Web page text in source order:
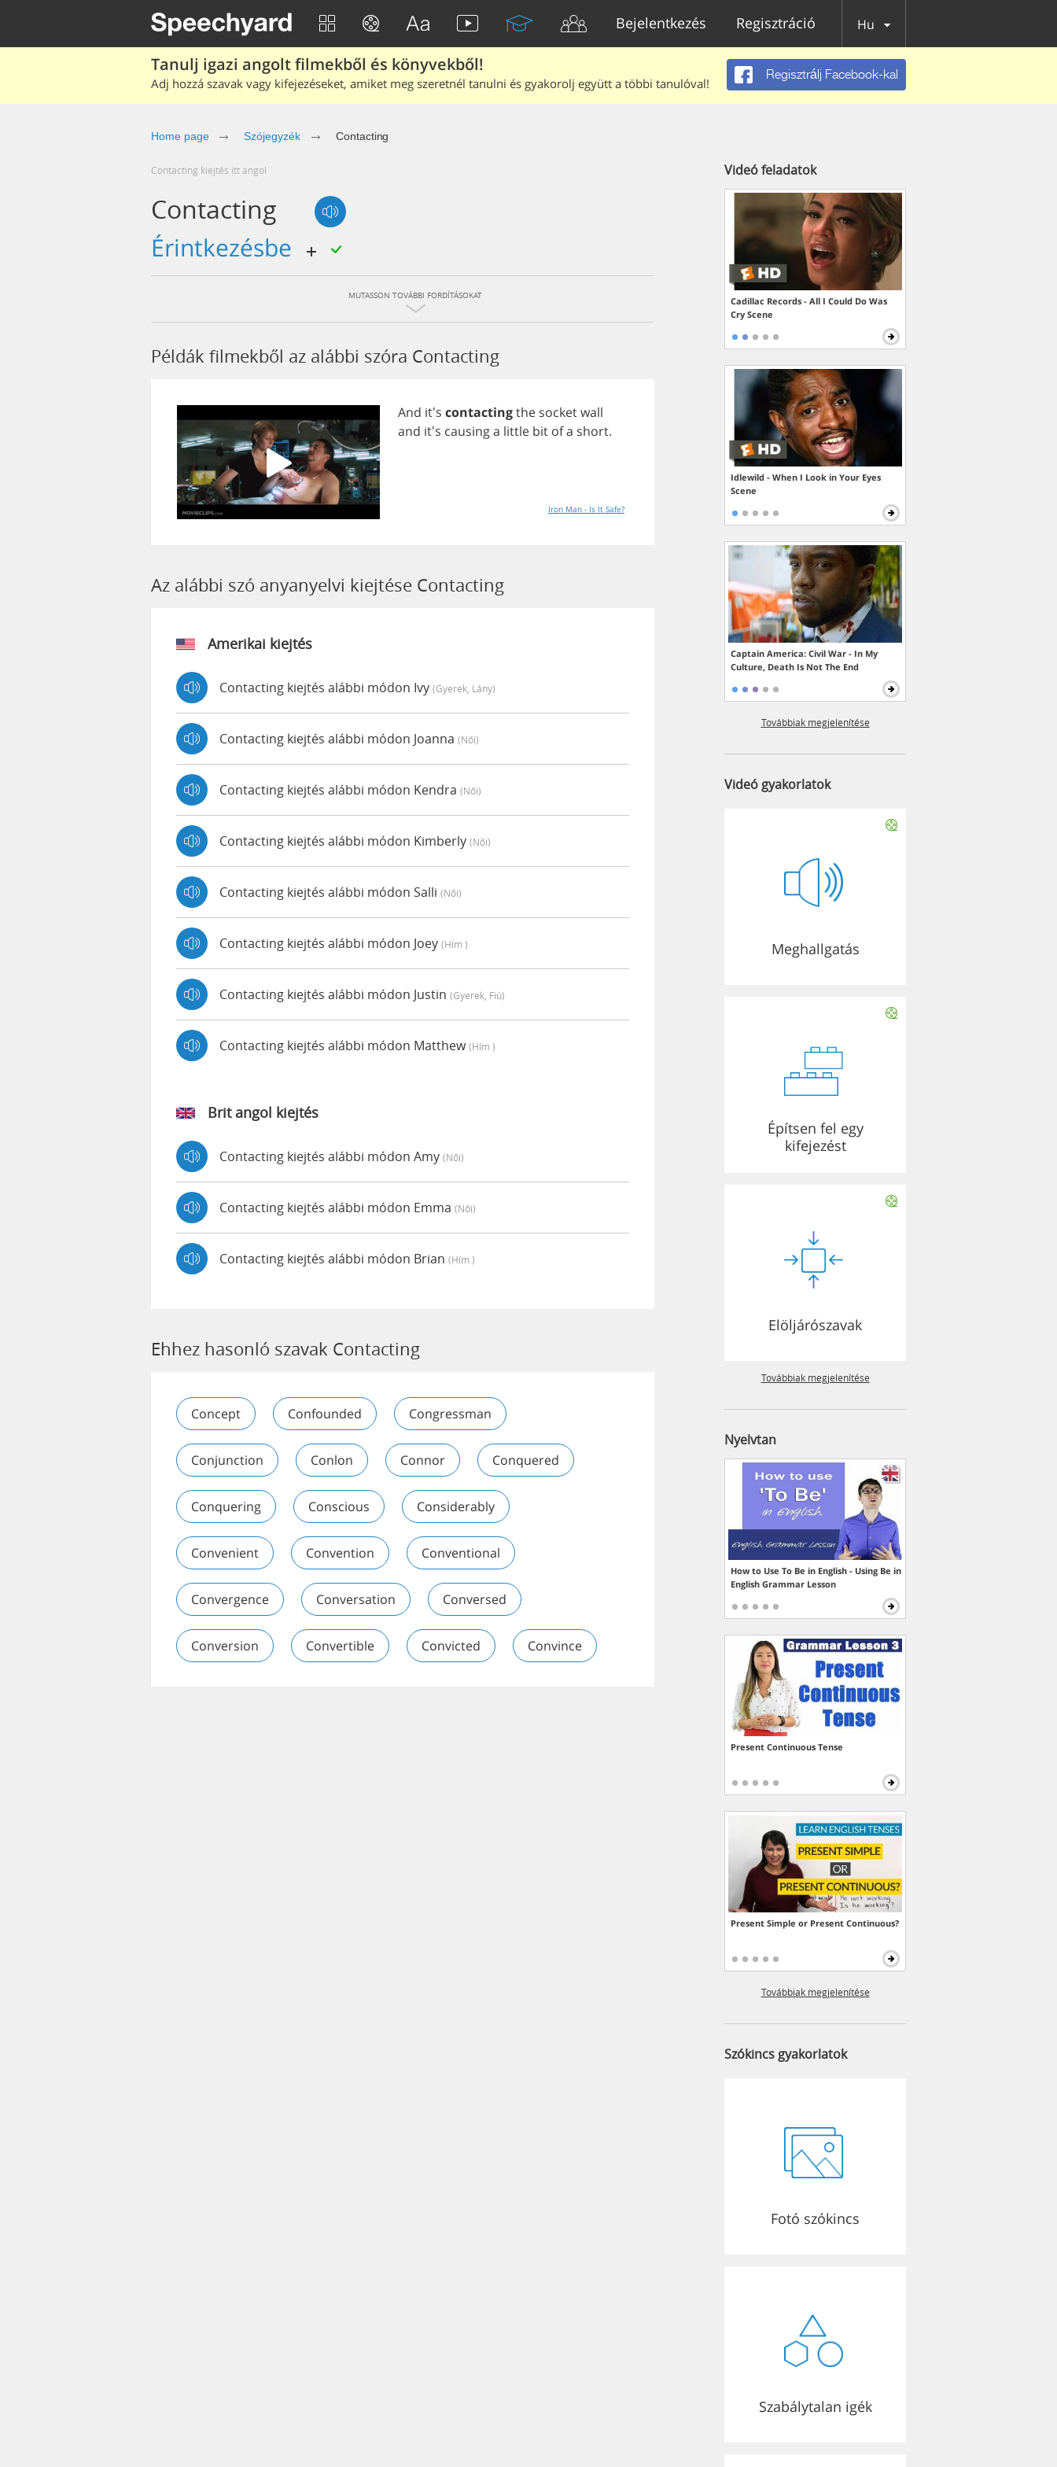
Bejelentkezés Regisztráció Hu
Tanulj igazi angolt filmekből és könyvekből!
Adj hozzá szavak vagy kifejezéseket, amiket meg szeretnél tanulni és gyakorolj együtt a többi tanulóval!
Regisztrálj Facebook-kal
Home page Szójegyzék Contacting
contacting kiejtés itt angol
Contacting
érintkezésbe
MUTASSON TOVÁBBI FORDÍTÁSOKAT
Példák filmekből az alábbi szóra Contacting
And it's contactingthe socketwall
and it's causinga little bit ofa short.
Iron Man - Is It Safe?
Az alábbi szó anyanyelvi kiejtése Contacting
Amerikai kiejtés
Contacting kiejtés alábbi módon Ivy (gyerek, Lány)
Contacting kiejtés alábbi módon Joanna (női)
Contacting kiejtés alábbi módon Kendra (női)
Contacting kiejtés alábbi módon Kimberly (női)
Contacting kiejtés alábbi módon Salli (női)
Contacting kiejtés alábbi módon Joey (hím )
Contacting kiejtés alábbi módon Justin (gyerek, Fiú)
Contacting kiejtés alábbi módon Matthew(hím )
Brit angol kiejtés
Contacting kiejtés alábbi módon Amy (női)
Contacting kiejtés alábbi módon Emma (női)
Contacting kiejtés alábbi módon Brian (hím )
Ehhez hasonló szavak Contacting
Concept Confounded Congressman
Conjunction Conlon Connor Conquered
Conquering Conscious Considerably
Convenient Convention Conventional
Convergence Conversation Conversed
Conversion Convertible Convicted Convince
Videó feladatok
Cadillac Records - All I Could Do Was
Cry Scene
Idlewild - When I Look in Your Eyes
Scene
Captain America: Civil War - In My
Culture, Death Is Not The End
Továbbiak megjelenítése
Videó gyakorlatok
Meghallgatás
Építsen fel egy
kifejezést
Elöljárószavak
Továbbiak megjelenítése
Nyelvtan
How to Use To Be in English - Using Be in
English Grammar Lesson
Present Continuous Tense
Present Simple or Present Continuous?
Továbbiak megjelenítése
Szókincs gyakorlatok
Fotó szókincs
Szabálytalan igék